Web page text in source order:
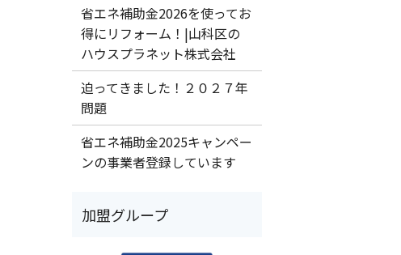
省エネ補助金2026を使ってお
得にリフォーム！|山科区の
ハウスプラネット株式会社
迫ってきました！２０２７年
問題
省エネ補助金2025キャンペー
ンの事業者登録しています
加盟グループ